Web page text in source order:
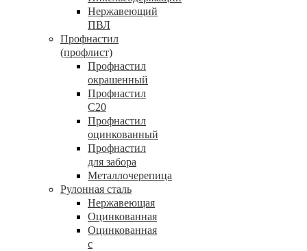
Нержавеющий
ПВЛ
Профнастил
(профлист)
Профнастил
окрашенный
Профнастил
С20
Профнастил
оцинкованный
Профнастил
для забора
Металлочерепица
Рулонная сталь
Нержавеющая
Оцинкованная
Оцинкованная
с